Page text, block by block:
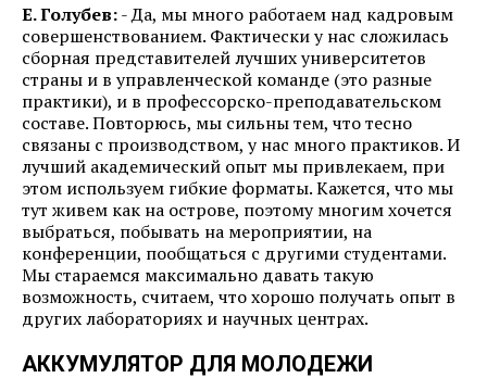
Е. Голубев:- Да, мы много работаем над кадровым
совершенствованием. Фактически у нас сложилась
сборная представителей лучших университетов
страны и в управленческой команде (это разные
практики), и в профессорско-преподавательском
составе. Повторюсь, мы сильны тем, что тесно
связаны с производством, у нас много практиков. И
лучший академический опыт мы привлекаем, при
этом используем гибкие форматы. Кажется, что мы
тут живем как на острове, поэтому многим хочется
выбраться, побывать на мероприятии, на
конференции, пообщаться с другими студентами.
Мы стараемся максимально давать такую
возможность, считаем, что хорошо получать опыт в
других лабораториях и научных центрах.
АККУМУЛЯТОР ДЛЯ МОЛОДЕЖИ